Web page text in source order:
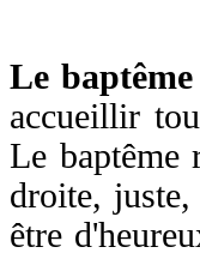
Le
accueillir
Le baptême
droite,
être